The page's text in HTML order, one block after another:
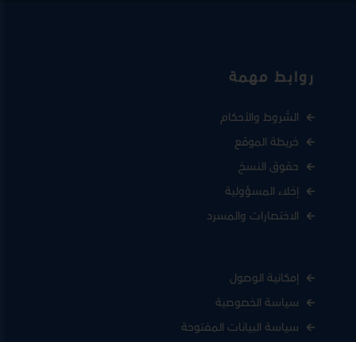
روابط مهمة
الشروط والأحكام
خريطة الموقع
حقوق النسخ
إخلاء المسؤولية
الاختصارات والمسرد
إمكانية الوصول
سياسة الخصوصية
سياسة البيانات المفتوحة